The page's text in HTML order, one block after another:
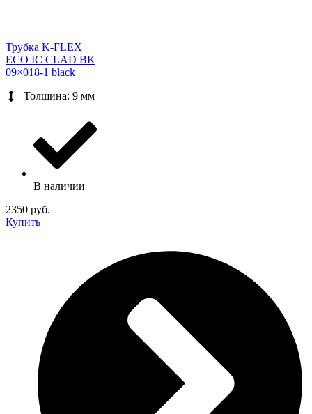
Трубка K-FLEX
ECO IC CLAD BK
09×018-1 black
Толщина: 9 мм
В наличии
2350 руб.
Купить